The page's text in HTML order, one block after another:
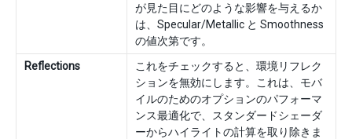
が見た目にどのような影響を与えるか
は、Specular/Metallic と Smoothness
の値次第です。
Reflections
これをチェックすると、環境リフレク
ションを無効にします。これは、モバ
イルのためのオプションのパフォーマ
ンス最適化で、スタンダードシェーダ
ーからハイライトの計算を取り除きま